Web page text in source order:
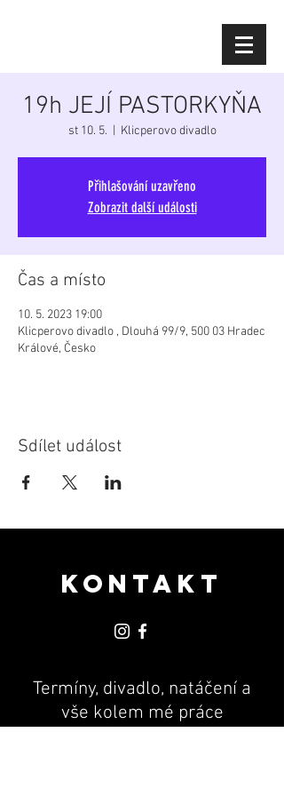
19h JEJÍ PASTORKYŇA
st 10. 5. Klicperovo divadlo
Přihlašování uzavřeno
Zobrazit další události
Čas a místo
10. 5. 2023 19:00
Klicperovo divadlo , Dlouhá 99/9, 500 03 Hradec
Králové, Česko
Sdílet událost
KONTAKT
Termíny, divadlo, natáčení a
vše kolem mé práce